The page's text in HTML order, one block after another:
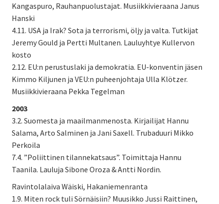
Kangaspuro, Rauhanpuolustajat. Musiikkivieraana Janus
Hanski
4.11. USA ja Irak? Sota ja terrorismi, öljy ja valta. Tutkijat
Jeremy Gould ja Pertti Multanen. Lauluyhtye Kullervon
kosto
2.12. EU:n perustuslaki ja demokratia. EU-konventin jäsen
Kimmo Kiljunen ja VEU:n puheenjohtaja Ulla Klötzer.
Musiikkivieraana Pekka Tegelman
2003
3.2. Suomesta ja maailmanmenosta. Kirjailijat Hannu
Salama, Arto Salminen ja Jani Saxell. Trubaduuri Mikko
Perkoila
7.4. ”Poliittinen tilannekatsaus”. Toimittaja Hannu
Taanila. Lauluja Sibone Oroza & Antti Nordin.
Ravintolalaiva Wäiski, Hakaniemenranta
1.9. Miten rock tuli Sörnäisiin? Muusikko Jussi Raittinen,